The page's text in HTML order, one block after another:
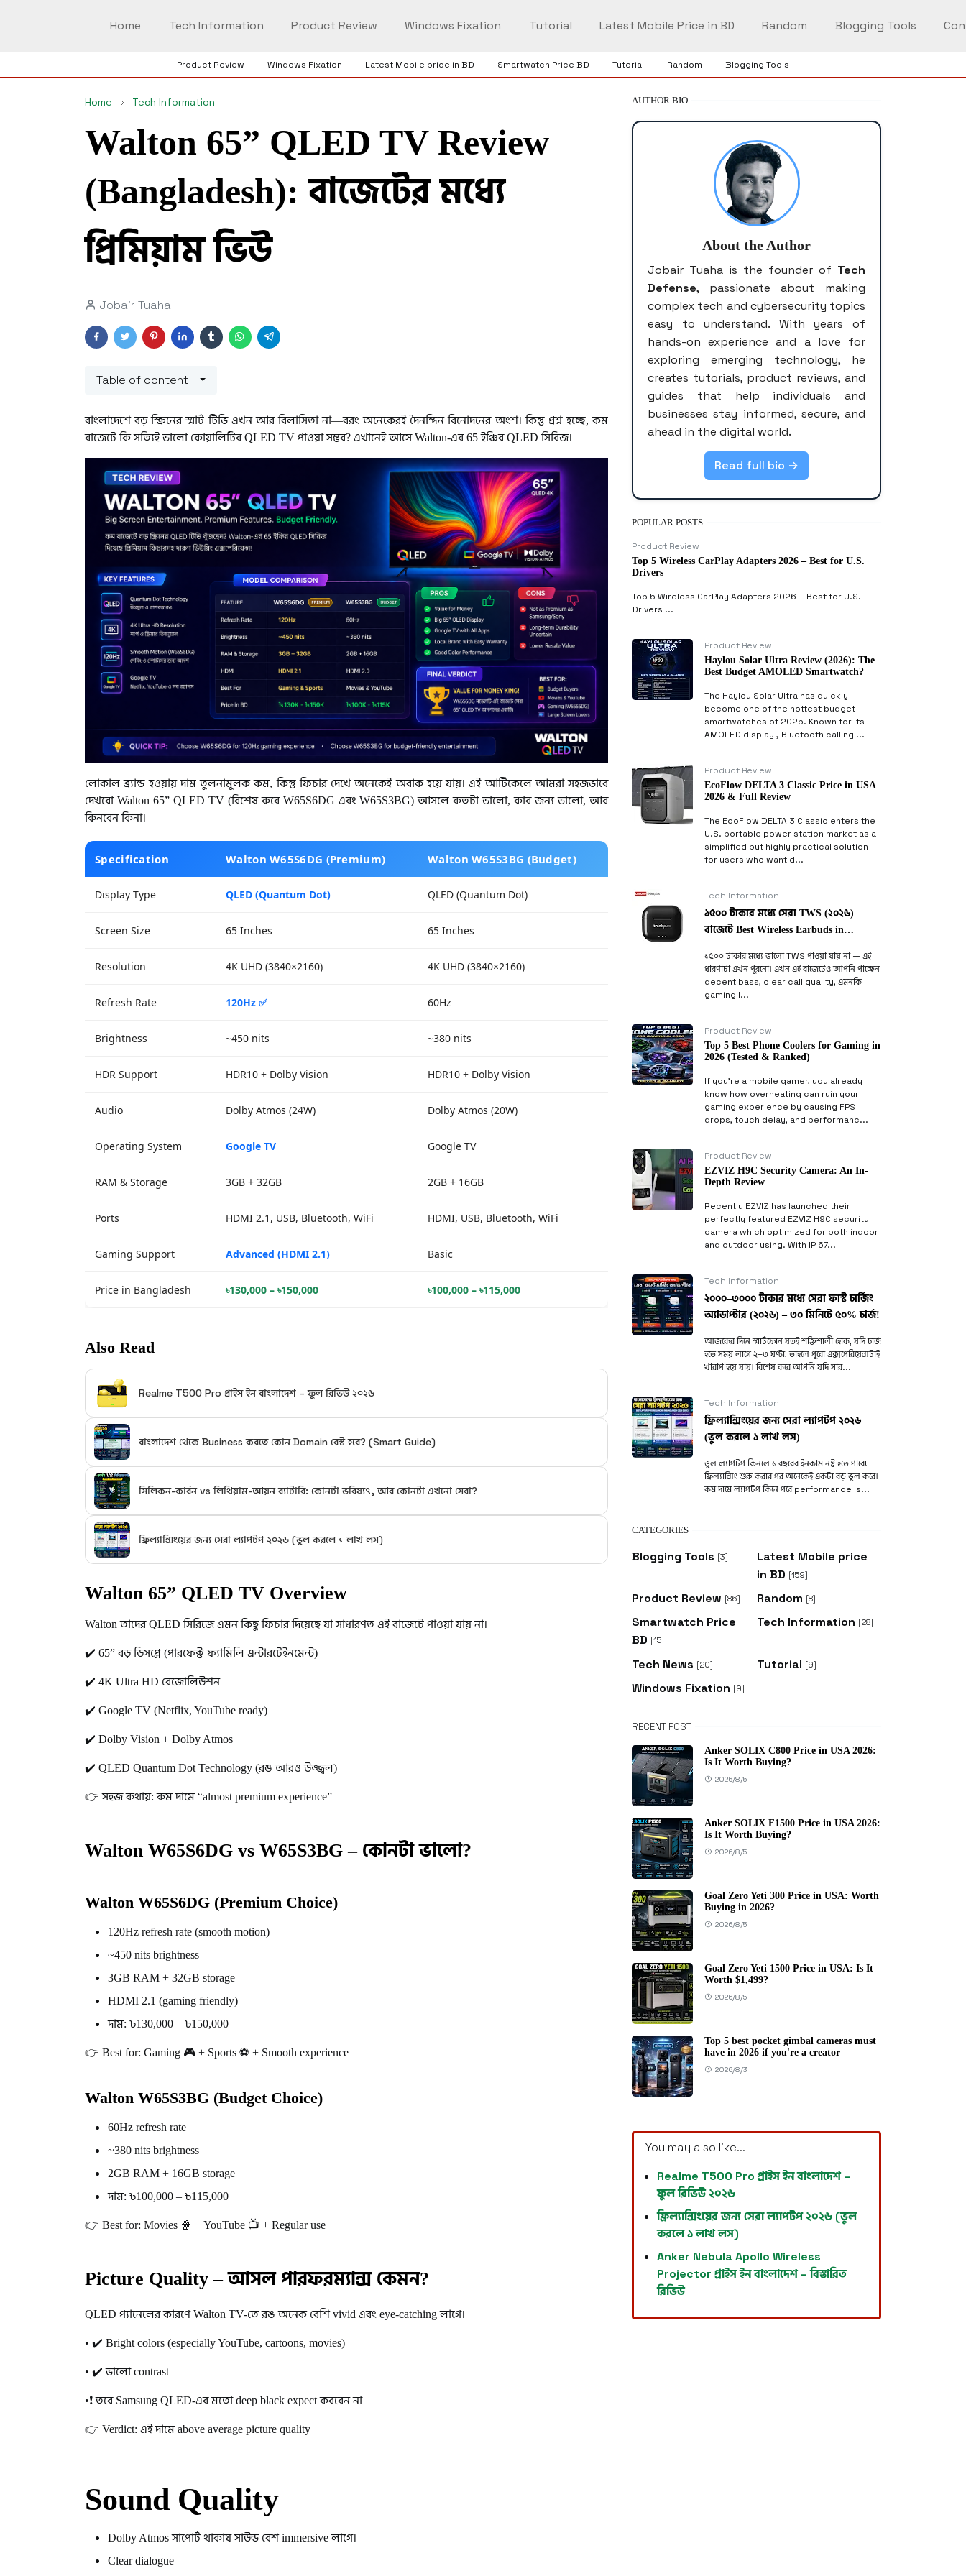
Home Tech Information Product Review Windows Fixation Tutorial Latest Mobile Price in BD Random Blogging Tools
Product Review Windows Fixation Latest Mobile price in BD Smartwatch Price BD Tutorial Random Blogging Tools
Home Tech Information
Walton 65” QLED TV Review
(Bangladesh): বাজেটের মধ্যে
প্রিমিয়াম ভিউ
Jobair Tuaha
Table of content
বাংলাদেশে বড় স্ক্রিনের স্মার্ট টিভি এখন আর বিলাসিতা না—বরং অনেকেরই দৈনন্দিন বিনোদনের অংশ। কিন্তু প্রশ্ন হচ্ছে, কম
বাজেটে কি সত্যিই ভালো কোয়ালিটির QLED TV পাওয়া সম্ভব? এখানেই আসে Walton-এর 65 ইঞ্চির QLED সিরিজ।
লোকাল ব্র্যান্ড হওয়ায় দাম তুলনামূলক কম, কিন্তু ফিচার দেখে অনেকেই অবাক হয়ে যায়। এই আর্টিকেলে আমরা সহজভাবে
দেখবো Walton 65” QLED TV (বিশেষ করে W65S6DG এবং W65S3BG) আসলে কতটা ভালো, কার জন্য ভালো, আর
কিনবেন কিনা।
Specification Walton W65S6DG (Premium) Walton W65S3BG (Budget)
Display Type QLED (Quantum Dot) QLED (Quantum Dot)
Screen Size 65 Inches 65 Inches
Resolution 4K UHD (3840×2160) 4K UHD (3840×2160)
Refresh Rate 120Hz ✅ 60Hz
Brightness ~450 nits ~380 nits
HDR Support HDR10 + Dolby Vision HDR10 + Dolby Vision
Audio Dolby Atmos (24W) Dolby Atmos (20W)
Operating System Google TV Google TV
RAM & Storage 3GB + 32GB 2GB + 16GB
Ports HDMI 2.1, USB, Bluetooth, WiFi HDMI, USB, Bluetooth, WiFi
Gaming Support Advanced (HDMI 2.1) Basic
Price in Bangladesh ৳130,000 – ৳150,000 ৳100,000 – ৳115,000
Also Read
Realme T500 Pro প্রাইস ইন বাংলাদেশ – ফুল রিভিউ ২০২৬
বাংলাদেশ থেকে Business করতে কোন Domain বেস্ট হবে? (Smart Guide)
সিলিকন-কার্বন vs লিথিয়াম-আয়ন ব্যাটারি: কোনটা ভবিষ্যৎ, আর কোনটা এখনো সেরা?
ফ্রিল্যান্সিংয়ের জন্য সেরা ল্যাপটপ ২০২৬ (ভুল করলে ১ লাখ লস)
Walton 65” QLED TV Overview
Walton তাদের QLED সিরিজে এমন কিছু ফিচার দিয়েছে যা সাধারণত এই বাজেটে পাওয়া যায় না।
✔️ 65” বড় ডিসপ্লে (পারফেক্ট ফ্যামিলি এন্টারটেইনমেন্ট)
✔️ 4K Ultra HD রেজোলিউশন
✔️ Google TV (Netflix, YouTube ready)
✔️ Dolby Vision + Dolby Atmos
✔️ QLED Quantum Dot Technology (রঙ আরও উজ্জ্বল)
👉 সহজ কথায়: কম দামে “almost premium experience”
Walton W65S6DG vs W65S3BG – কোনটা ভালো?
Walton W65S6DG (Premium Choice)
120Hz refresh rate (smooth motion)
~450 nits brightness
3GB RAM + 32GB storage
HDMI 2.1 (gaming friendly)
দাম: ৳130,000 – ৳150,000
👉 Best for: Gaming 🎮 + Sports ⚽ + Smooth experience
Walton W65S3BG (Budget Choice)
60Hz refresh rate
~380 nits brightness
2GB RAM + 16GB storage
দাম: ৳100,000 – ৳115,000
👉 Best for: Movies 🍿 + YouTube 📺 + Regular use
Picture Quality – আসল পারফরম্যান্স কেমন?
QLED প্যানেলের কারণে Walton TV-তে রঙ অনেক বেশি vivid এবং eye-catching লাগে।
• ✔️ Bright colors (especially YouTube, cartoons, movies)
• ✔️ ভালো contrast
•❗ তবে Samsung QLED-এর মতো deep black expect করবেন না
👉 Verdict: এই দামে above average picture quality
Sound Quality
Dolby Atmos সাপোর্ট থাকায় সাউন্ড বেশ immersive লাগে।
Clear dialogue
AUTHOR BIO
About the Author
Jobair Tuaha is the founder of Tech
Defense, passionate about making
complex tech and cybersecurity topics
easy to understand. With years of
hands-on experience and a love for
exploring emerging technology, he
creates tutorials, product reviews, and
guides that help individuals and
businesses stay informed, secure, and
ahead in the digital world.
Read full bio →
POPULAR POSTS
Product Review
Top 5 Wireless CarPlay Adapters 2026 – Best for U.S.
Drivers
Top 5 Wireless CarPlay Adapters 2026 – Best for U.S.
Drivers ...
Product Review
Haylou Solar Ultra Review (2026): The
Best Budget AMOLED Smartwatch?
The Haylou Solar Ultra has quickly
become one of the hottest budget
smartwatches of 2025. Known for its
AMOLED display , Bluetooth calling ...
Product Review
EcoFlow DELTA 3 Classic Price in USA
2026 & Full Review
The EcoFlow DELTA 3 Classic enters the
U.S. portable power station market as a
simplified but highly practical solution
for users who want d...
Tech Information
১৫০০ টাকার মধ্যে সেরা TWS (২০২৬) –
বাজেটে Best Wireless Earbuds in
১৫০০ টাকার মধ্যে ভালো TWS পাওয়া যায় না — এই
ধারণাটা এখন পুরনো। এখন এই বাজেটেও আপনি পাচ্ছেন
decent bass, clear call quality, এমনকি
gaming l...
Product Review
Top 5 Best Phone Coolers for Gaming in
2026 (Tested & Ranked)
If you’re a mobile gamer, you already
know how overheating can ruin your
gaming experience by causing FPS
drops, touch delay, and performanc...
Product Review
EZVIZ H9C Security Camera: An In-
Depth Review
Recently EZVIZ has launched their
perfectly featured EZVIZ H9C security
camera which optimized for both indoor
and outdoor using. With IP 67...
Tech Information
২০০০–৩০০০ টাকার মধ্যে সেরা ফাস্ট চার্জিং
অ্যাডাপ্টার (২০২৬) – ৩০ মিনিটে ৫০% চার্জ!
আজকের দিনে স্মার্টফোন যতই শক্তিশালী হোক, যদি চার্জ
হতে সময় লাগে ২–৩ ঘণ্টা, তাহলে পুরো এক্সপেরিয়েন্সটাই
খারাপ হয়ে যায়। বিশেষ করে আপনি যদি সার...
Tech Information
ফ্রিল্যান্সিংয়ের জন্য সেরা ল্যাপটপ ২০২৬
(ভুল করলে ১ লাখ লস)
ভুল ল্যাপটপ কিনলে ১ বছরের ইনকাম নষ্ট হতে পারে!
ফ্রিল্যান্সিং শুরু করার পর অনেকেই একটা বড় ভুল করে।
কম দামে ল্যাপটপ কিনে পরে performance is...
CATEGORIES
Blogging Tools [3]
Latest Mobile price
in BD [159]
Product Review [86] Random [8]
Smartwatch Price
BD [15]
Tech Information [28]
Tech News [20] Tutorial [9]
Windows Fixation [9]
RECENT POST
Anker SOLIX C800 Price in USA 2026:
Is It Worth Buying?
2026/8/5
Anker SOLIX F1500 Price in USA 2026:
Is It Worth Buying?
2026/8/5
Goal Zero Yeti 300 Price in USA: Worth
Buying in 2026?
2026/8/5
Goal Zero Yeti 1500 Price in USA: Is It
Worth $1,499?
2026/8/5
Top 5 best pocket gimbal cameras must
have in 2026 if you're a creator
2026/8/3
You may also like...
Realme T500 Pro প্রাইস ইন বাংলাদেশ –
ফুল রিভিউ ২০২৬
ফ্রিল্যান্সিংয়ের জন্য সেরা ল্যাপটপ ২০২৬ (ভুল
করলে ১ লাখ লস)
Anker Nebula Apollo Wireless
Projector প্রাইস ইন বাংলাদেশ – বিস্তারিত
রিভিউ